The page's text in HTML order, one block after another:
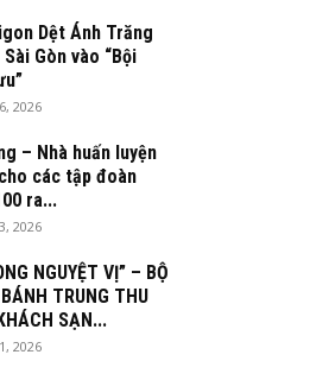
Dệt Ánh Trăng
Gòn vào “Bội
2026
– Nhà huấn luyện
các tập đoàn
ra...
2026
NGUYỆT VỊ” – BỘ
TRUNG THU
SẠN...
2026